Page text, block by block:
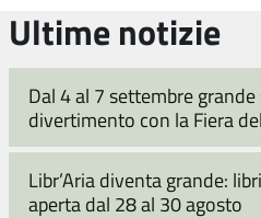
Ultime notizie
Dal 4 al 7 settembre
divertimento con la Fiera
Libr’Aria diventa grande:
aperta dal 28 al 30 agosto